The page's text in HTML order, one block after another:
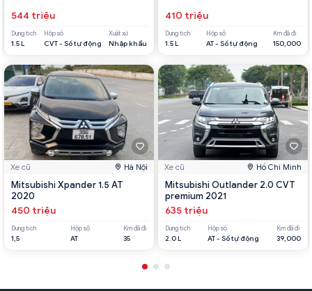
544 triệu
Dung tích
1.5 L
Hộp số
CVT - Số tự động
Xuất xứ
Nhập khẩu
Xe cũ Hà Nội
Mitsubishi Xpander 1.5 AT
2020
450 triệu
Dung tích
1,5
Hộp số
AT
Km đã đi
35
410 triệu
Dung tích
1.5 L
Hộp số
AT - Số tự động
Km đã đi
150,000
Xe cũ Hồ Chí Minh
Mitsubishi Outlander 2.0 CVT
premium 2021
635 triệu
Dung tích
2.0 L
Hộp số
AT - Số tự động
Km đã đi
39,000